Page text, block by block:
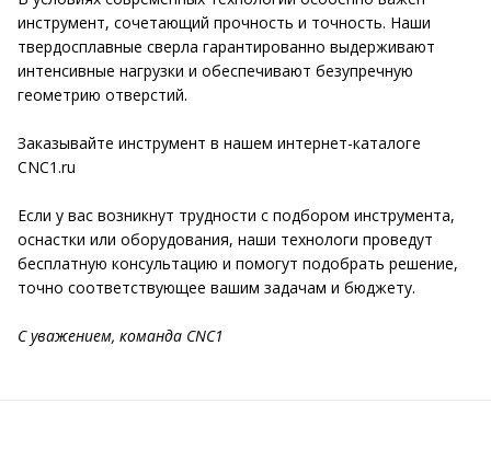
инструмент, сочетающий прочность и точность. Наши
твердосплавные сверла гарантированно выдерживают
интенсивные нагрузки и обеспечивают безупречную
геометрию отверстий.
Заказывайте инструмент в нашем интернет-каталоге
CNC1.ru
Если у вас возникнут трудности с подбором инструмента,
оснастки или оборудования, наши технологи проведут
бесплатную консультацию и помогут подобрать решение,
точно соответствующее вашим задачам и бюджету.
С уважением, команда CNC1